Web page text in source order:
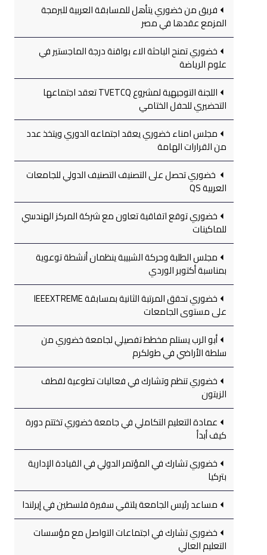
فريق من خضوري يتأهل للمسابقة العربية للبرمجة
المزمع عقدها في مصر
خضوري تمنح الباحثة الاء بواقنة درجة الماجستير في
علوم الرياضة
اللجنة التوجيهية لمشروع TVETCQ تعقد اجتماعها
التحضيري للحفل الختامي
مجلس امناء خضوري يعقد اجتماعه الدوري ويتخذ عدد
من القرارات الهامة
خضوري تحصل على التصنيف التصنيف الدولي للجامعات
العربية QS
خضوري توقع اتفاقية تعاون مع شركة المركز الهندسي
للماكينات
مجلس الطلبة وحركة الشبيبة ينظمان أنشطة توعوية
بمناسبة أكتوبر الوردي
خضوري تحقق المرتبة الثانية بمسابقة IEEEXTREME
على مستوى الجامعات
أبو الرب يستلم مخطط تفصيلي لجامعة خضوري من
سلطة الأراضي في طولكرم
خضوري تنظم وتشارك في فعاليات تطوعية لقطف
الزيتون
عمادة التعليم التكاملي في جامعة خضوري تختتم دورة
كيف أبدأ
خضوري تشارك في المؤتمر الدولي في القيادة الإدارية
بتركيا
مساعد رئيس الجامعة يلتقي سفيرة فلسطين في إيرلندا
خضوري تشارك في اجتماعات التواصل مع مؤسسات
التعليم العالي